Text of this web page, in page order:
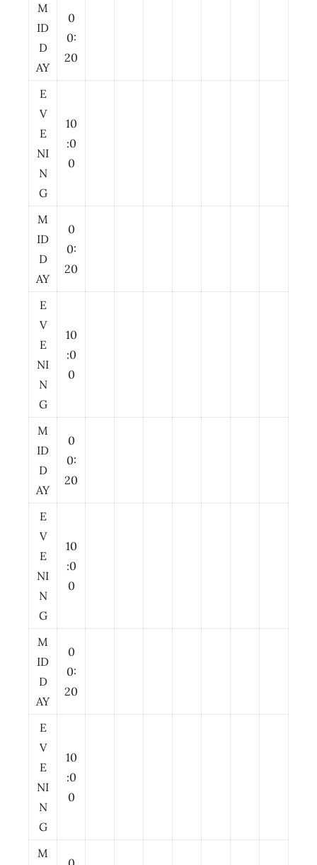
M
ID
D
AY
0
0:
20
E
V
E
NI
N
G
10
:0
0
M
ID
D
AY
0
0:
20
E
V
E
NI
N
G
10
:0
0
M
ID
D
AY
0
0:
20
E
V
E
NI
N
G
10
:0
0
M
ID
D
AY
0
0:
20
E
V
E
NI
N
G
10
:0
0
M